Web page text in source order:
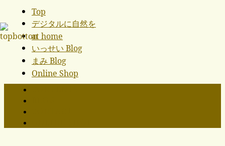
Top
デジタルに自然を
at home
いっせい Blog
まみ Blog
Online Shop